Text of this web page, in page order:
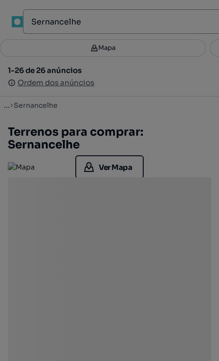
Filtros 2
1-26 de 26 anúncios
Ordem dos anúncios
Mapa
1-26 de 26 anúncios
Ordem dos anúncios
... Sernancelhe
Terrenos para comprar:
Sernancelhe
Ver Mapa